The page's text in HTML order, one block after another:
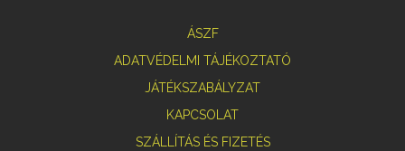
ÁSZF
ADATVÉDELMI TÁJÉKOZTATÓ
JÁTÉKSZABÁLYZAT
KAPCSOLAT
SZÁLLÍTÁS ÉS FIZETÉS